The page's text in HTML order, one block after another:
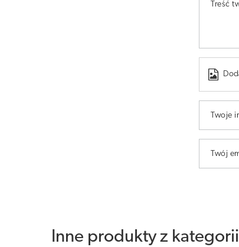
Treść
Twoje
Twój
Inne produkty z kategorii